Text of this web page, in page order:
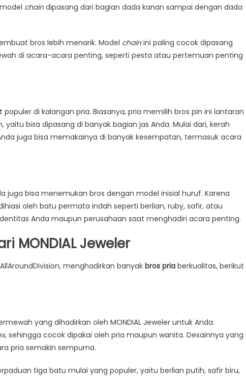
chaindipasang dari bagian dada kanan sampai dengan dada
bros lebih menarik. Model chainini paling cocok dipasang
di acara-acara penting, seperti pesta atau pertemuan penting
di kalangan pria. Biasanya, pria memilih bros pin ini lantaran
yaitu bisa dipasang di banyak bagian jas Anda. Mulai dari, kerah
juga bisa memakainya di banyak kesempatan, termasuk acara
juga bisa menemukan bros dengan model inisial huruf. Karena
oleh batu permata indah seperti berlian, ruby, safir, atau
Anda maupun perusahaan saat menghadiri acara penting.
MONDIAL Jeweler
menghadirkan banyak bros pria berkualitas, berikut
yang dihadirkan oleh MONDIAL Jeweler untuk Anda.
, sehingga cocok dipakai oleh pria maupun wanita. Desainnya yang
pria semakin sempurna.
tiga batu mulai yang populer, yaitu berlian putih, safir biru,